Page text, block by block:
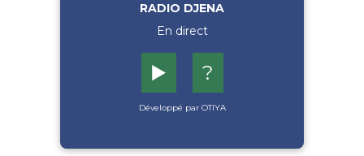
RADIO DJENA
En direct
▶️ ?
Développé par OTIYA